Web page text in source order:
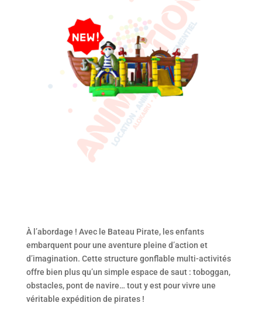
À l’abordage ! Avec le Bateau Pirate, les enfants
embarquent pour une aventure pleine d’action et
d’imagination. Cette structure gonflable multi-activités
offre bien plus qu’un simple espace de saut : toboggan,
obstacles, pont de navire… tout y est pour vivre une
véritable expédition de pirates !